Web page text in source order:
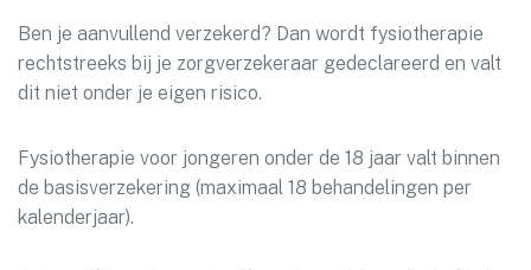
Ben je aanvullend verzekerd? Dan wordt fysiotherapie
rechtstreeks bij je zorgverzekeraar gedeclareerd en valt
dit niet onder je eigen risico.
Fysiotherapie voor jongeren onder de 18 jaar valt binnen
de basisverzekering (maximaal 18 behandelingen per
kalenderjaar).